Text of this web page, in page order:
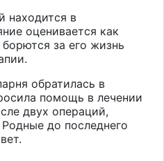
находится в
оценивается как
за его жизнь
обратилась в
помощь в лечении
двух операций,
до последнего